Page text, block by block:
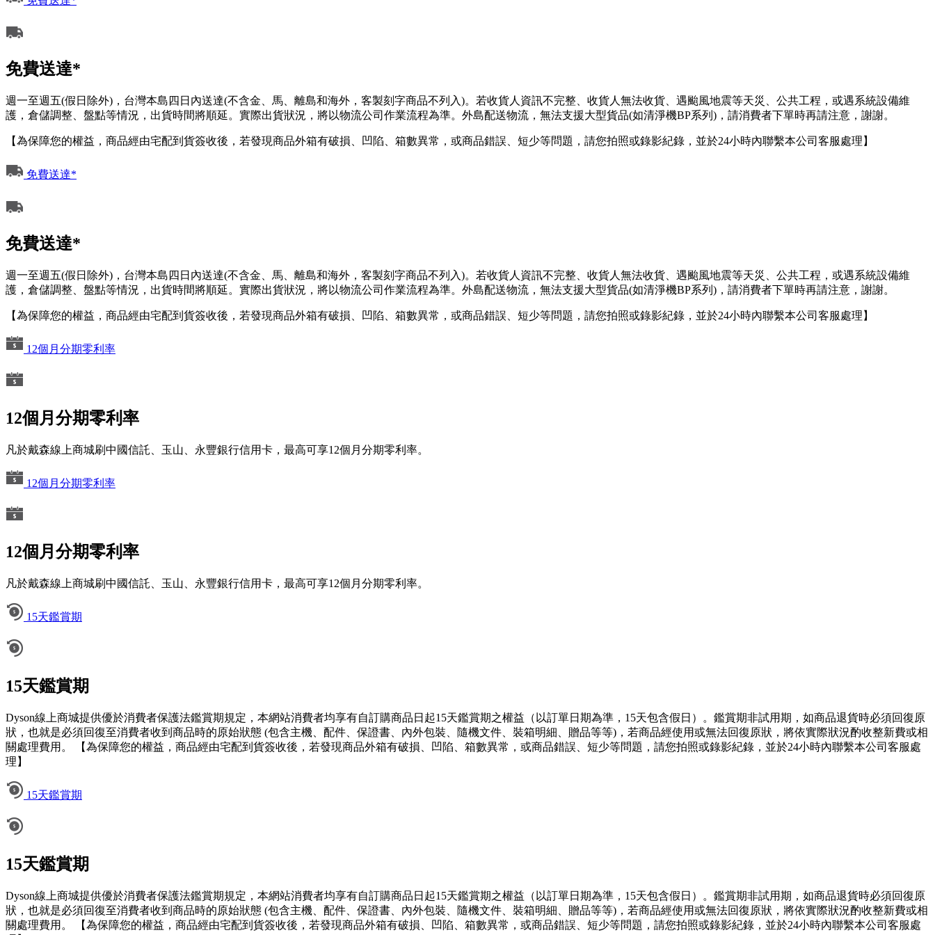
免費送達*
週一至週五(假日除外)，台灣本島四日內送達(不含金、馬、離島和海外，客製刻字商品不列入)。若收貨人資訊不完整、收貨人無法收貨、遇颱風地震等天災、公共工程，或遇系統設備維
護，倉儲調整、盤點等情況，出貨時間將順延。實際出貨狀況，將以物流公司作業流程為準。外島配送物流，無法支援大型貨品(如清淨機BP系列)，請消費者下單時再請注意，謝謝。
【為保障您的權益，商品經由宅配到貨簽收後，若發現商品外箱有破損、凹陷、箱數異常，或商品錯誤、短少等問題，請您拍照或錄影紀錄，並於24小時內聯繫本公司客服處理】
免費送達*
免費送達*
週一至週五(假日除外)，台灣本島四日內送達(不含金、馬、離島和海外，客製刻字商品不列入)。若收貨人資訊不完整、收貨人無法收貨、遇颱風地震等天災、公共工程，或遇系統設備維
護，倉儲調整、盤點等情況，出貨時間將順延。實際出貨狀況，將以物流公司作業流程為準。外島配送物流，無法支援大型貨品(如清淨機BP系列)，請消費者下單時再請注意，謝謝。
【為保障您的權益，商品經由宅配到貨簽收後，若發現商品外箱有破損、凹陷、箱數異常，或商品錯誤、短少等問題，請您拍照或錄影紀錄，並於24小時內聯繫本公司客服處理】
12個月分期零利率
12個月分期零利率
凡於戴森線上商城刷中國信託、玉山、永豐銀行信用卡，最高可享12個月分期零利率。
12個月分期零利率
12個月分期零利率
凡於戴森線上商城刷中國信託、玉山、永豐銀行信用卡，最高可享12個月分期零利率。
15天鑑賞期
15天鑑賞期
Dyson線上商城提供優於消費者保護法鑑賞期規定，本網站消費者均享有自訂購商品日起15天鑑賞期之權益（以訂單日期為準，15天包含假日）。鑑賞期非試用期，如商品退貨時必須回復原
狀，也就是必須回復至消費者收到商品時的原始狀態 (包含主機、配件、保證書、內外包裝、隨機文件、裝箱明細、贈品等等)，若商品經使用或無法回復原狀，將依實際狀況酌收整新費或相
關處理費用。 【為保障您的權益，商品經由宅配到貨簽收後，若發現商品外箱有破損、凹陷、箱數異常，或商品錯誤、短少等問題，請您拍照或錄影紀錄，並於24小時內聯繫本公司客服處
理】
15天鑑賞期
15天鑑賞期
Dyson線上商城提供優於消費者保護法鑑賞期規定，本網站消費者均享有自訂購商品日起15天鑑賞期之權益（以訂單日期為準，15天包含假日）。鑑賞期非試用期，如商品退貨時必須回復原
狀，也就是必須回復至消費者收到商品時的原始狀態 (包含主機、配件、保證書、內外包裝、隨機文件、裝箱明細、贈品等等)，若商品經使用或無法回復原狀，將依實際狀況酌收整新費或相
關處理費用。 【為保障您的權益，商品經由宅配到貨簽收後，若發現商品外箱有破損、凹陷、箱數異常，或商品錯誤、短少等問題，請您拍照或錄影紀錄，並於24小時內聯繫本公司客服處